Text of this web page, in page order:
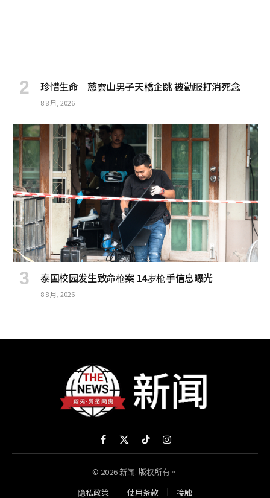
珍惜生命│慈雲山男子天橋企跳 被勸服打消死念
8 8 月, 2026
泰国校园发生致命枪案 14岁枪手信息曝光
8 8 月, 2026
Facebook
X
(Twitter)
TikTokInstagram
© 2026 新闻. 版权所有。
隐私政策
使用条款 接触